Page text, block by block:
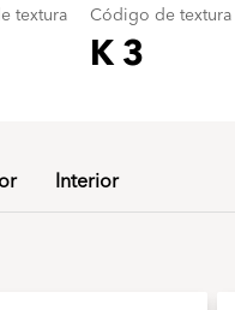
textura Código de textura
K 3
Interior